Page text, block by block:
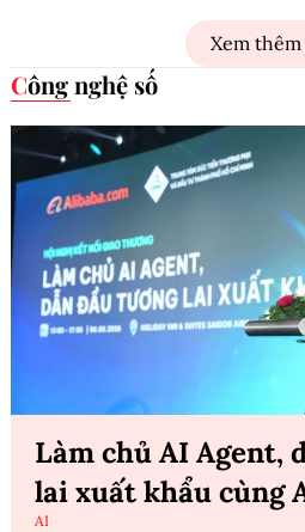
Xem thêm
Công nghệ số
Làm chủ AI Agent,
lai xuất khẩu cùng
AI